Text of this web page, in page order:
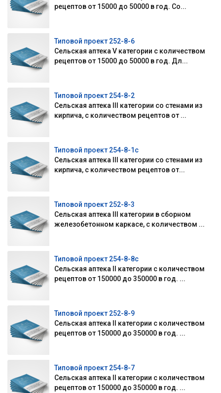
рецептов от 15000 до 50000 в год. Со...
Типовой проект 252-8-6
Сельская аптека V категории с количеством
рецептов от 15000 до 50000 в год. Дл...
Типовой проект 254-8-2
Сельская аптека III категории со стенами из
кирпича, с количеством рецептов от ...
Типовой проект 254-8-1с
Сельская аптека III категории со стенами из
кирпича, с количеством рецептов от...
Типовой проект 252-8-3
Сельская аптека III категории в сборном
железобетонном каркасе, с количеством ...
Типовой проект 254-8-8с
Сельская аптека II категории с количеством
рецептов от 150000 до 350000 в год. ...
Типовой проект 252-8-9
Сельская аптека II категории с количеством
рецептов от 150000 до 350000 в год. ...
Типовой проект 254-8-7
Сельская аптека II категории с количеством
рецептов от 150000 до 350000 в год. ...